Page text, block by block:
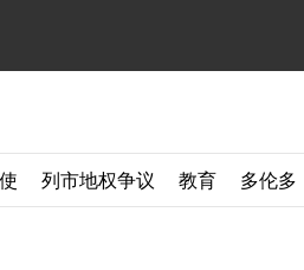
列市地权争议 教育 多伦多